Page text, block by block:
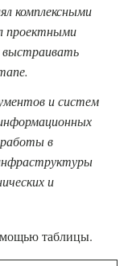
комплексными
проектными
выстраивать
и систем
в
и
таблицы.